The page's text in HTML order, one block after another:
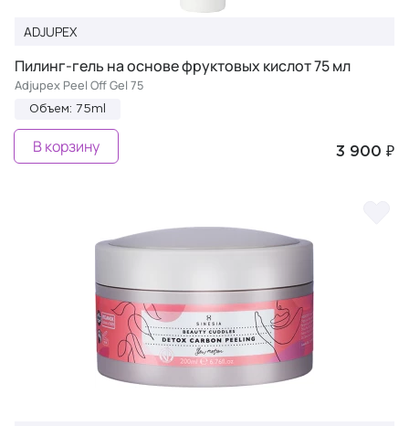
ADJUPEX
Пилинг-гель на основе фруктовых кислот 75 мл
Adjupex Peel Off Gel 75
Объем: 75ml
3 900 ₽
В корзину